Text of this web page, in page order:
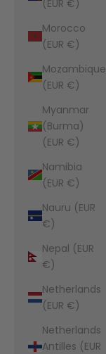
(EUR €)
Morocco
(EUR €)
Mozambique
(EUR €)
Myanmar
(Burma)
(EUR €)
Namibia
(EUR €)
Nauru (EUR
€)
Nepal (EUR
€)
Netherlands
(EUR €)
Netherlands
Antilles (EUR